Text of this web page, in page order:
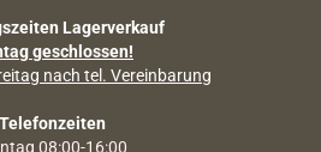
Lagerverkauf
geschlossen!
nach tel. Vereinbarung
Telefonzeiten
08:00-16:00